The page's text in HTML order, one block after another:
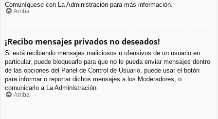
Comuníquese con La Administración para más información.
Arriba
¡Recibo mensajes privados no deseados!
Si está recibiendo mensajes maliciosos u ofensivos de un usuario en
particular, puede bloquearlo para que no le pueda enviar mensajes dentro
de las opciones del Panel de Control de Usuario, puede usar el botón
para informar o reportar dichos mensajes a los Moderadores, o
comunicarlo a La Administración.
Arriba